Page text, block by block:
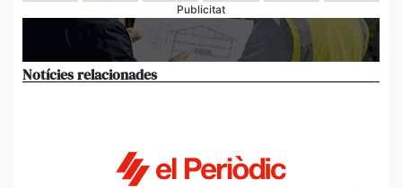
Publicitat
Notícies relacionades